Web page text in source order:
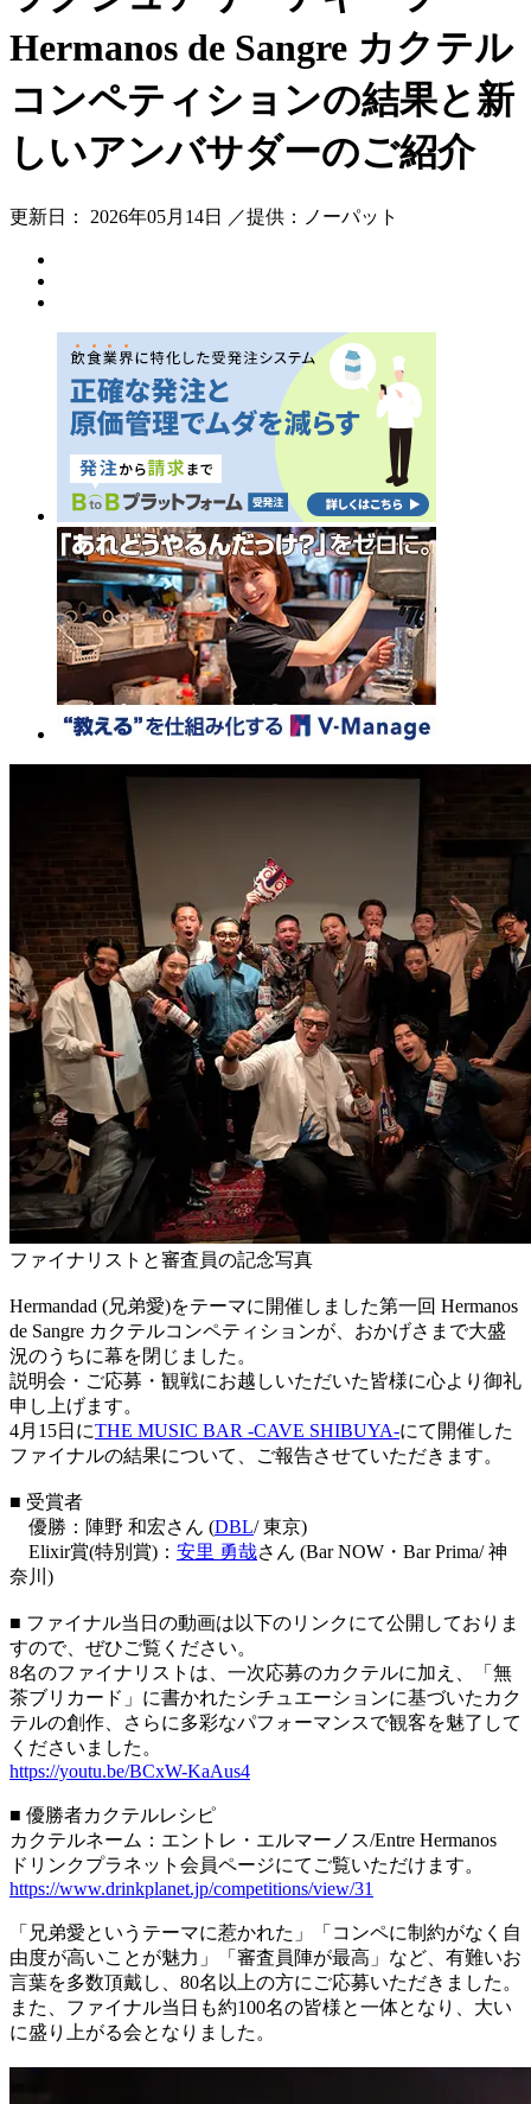
Hermanos de Sangre カクテル
コンペティションの結果と新
しいアンバサダーのご紹介
更新日： 2026年05月14日 ／提供：ノーパット
ファイナリストと審査員の記念写真
Hermandad (兄弟愛)をテーマに開催しました第一回 Hermanos
de Sangre カクテルコンペティションが、おかげさまで大盛
況のうちに幕を閉じました。
説明会・ご応募・観戦にお越しいただいた皆様に心より御礼
申し上げます。
4月15日にTHE MUSIC BAR -CAVE SHIBUYA-にて開催した
ファイナルの結果について、ご報告させていただきます。
■ 受賞者
優勝：陣野 和宏さん (DBL/ 東京)
Elixir賞(特別賞)： 安里 勇哉さん (Bar NOW・Bar Prima/ 神
奈川)
■ ファイナル当日の動画は以下のリンクにて公開しておりま
すので、ぜひご覧ください。
8名のファイナリストは、一次応募のカクテルに加え、「無
茶ブリカード」に書かれたシチュエーションに基づいたカク
テルの創作、さらに多彩なパフォーマンスで観客を魅了して
くださいました。
https://youtu.be/BCxW-KaAus4
■ 優勝者カクテルレシピ
カクテルネーム：エントレ・エルマーノス/Entre Hermanos
ドリンクプラネット会員ページにてご覧いただけます。
https://www.drinkplanet.jp/competitions/view/31
「兄弟愛というテーマに惹かれた」「コンペに制約がなく自
由度が高いことが魅力」「審査員陣が最高」など、有難いお
言葉を多数頂戴し、80名以上の方にご応募いただきました。
また、ファイナル当日も約100名の皆様と一体となり、大い
に盛り上がる会となりました。